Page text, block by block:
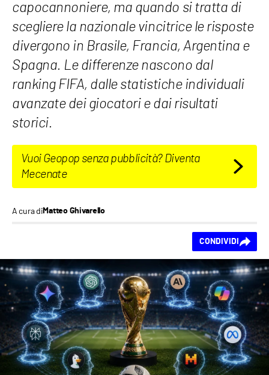
capocannoniere, ma quando si tratta di
scegliere la nazionale vincitrice le risposte
divergono in Brasile, Francia, Argentina e
Spagna. Le differenze nascono dal
ranking FIFA, dalle statistiche individuali
avanzate dei giocatori e dai risultati
storici.
Vuoi Geopop senza pubblicità? Diventa
Mecenate
A cura diMatteo Ghivarello
CONDIVIDI